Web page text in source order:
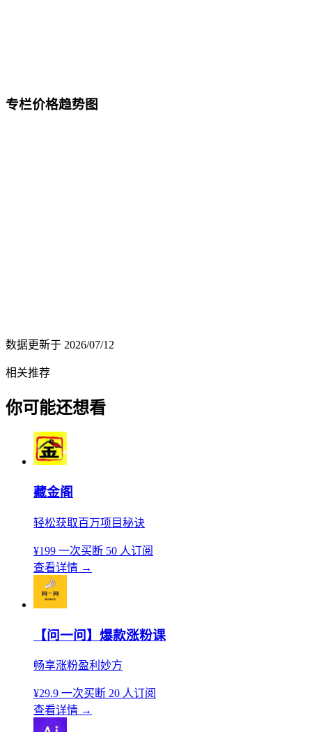
专栏价格趋势图
数据更新于 2026/07/12
相关推荐
你可能还想看
藏金阁
轻松获取百万项目秘诀
¥199 一次买断 50 人订阅
查看详情 →
【问一问】爆款涨粉课
畅享涨粉盈利妙方
¥29.9 一次买断 20 人订阅
查看详情 →